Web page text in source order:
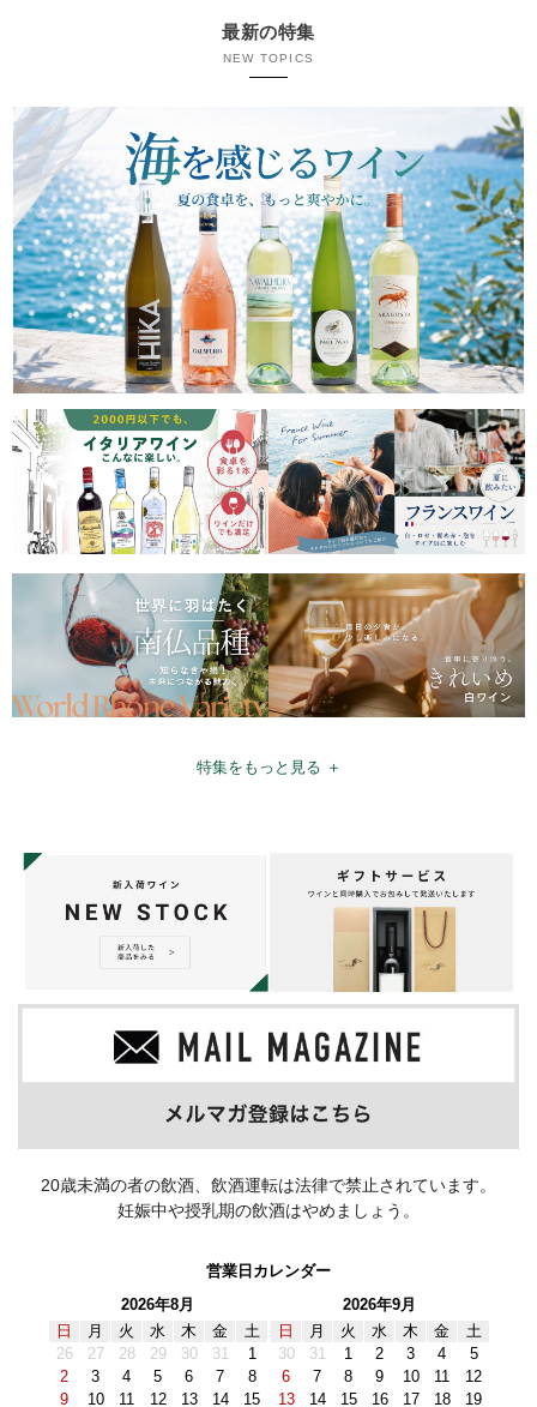
最新の特集
NEW TOPICS
特集をもっと見る ＋
20歳未満の者の飲酒、飲酒運転は法律で禁止されています。
妊娠中や授乳期の飲酒はやめましょう。
営業日カレンダー
2026年8月
日
月 火 水 木 金
土
26
27 28 29 30 31
1
2
3 4 5 6 7
8
9
10 11 12 13 14 15
2026年9月
日
月 火 水 木 金
土
30
31 1 2 3 4
5
6
7 8 9 10 11
12
13
14 15 16 17 18 19